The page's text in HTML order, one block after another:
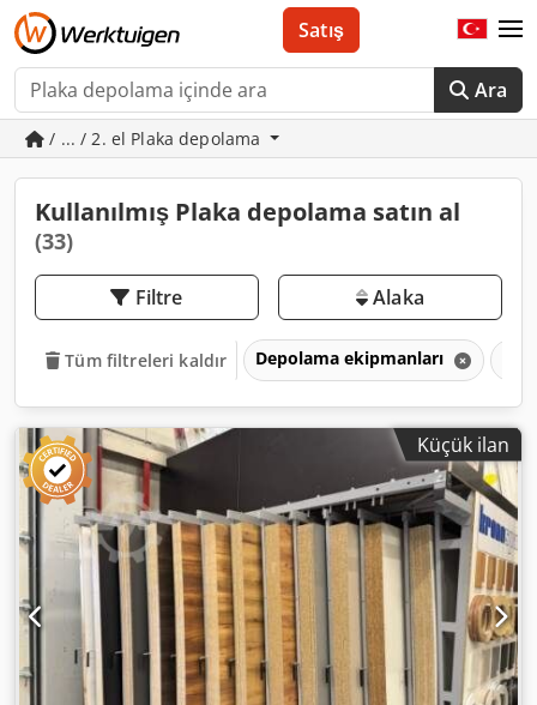
Ara
Satış
/ ... / 2. el Plaka depolama
Kullanılmış Plaka depolama satın al
(33)
Filtre Alaka
Tüm filtreleri kaldır Depolama ekipmanları
Küçük ilan